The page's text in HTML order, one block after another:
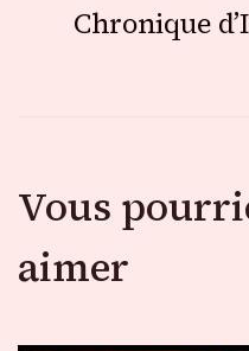
articles
Chronique
Vous
aimer